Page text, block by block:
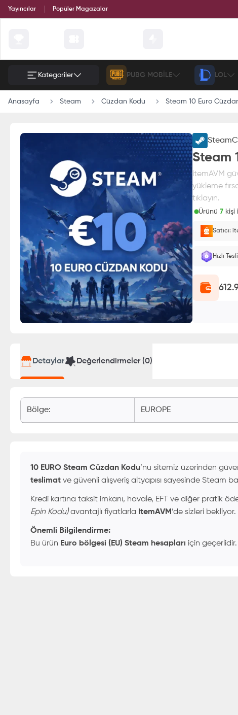
Yayıncılar Popüler Magazalar
Kategoriler PUBG MOBILE LOL
Anasayfa Steam Cüzdan Kodu Steam 10 Euro
Steam
Steam
itemAVM
yükleme
tıklayın.
Ürünü 7 kişi
E-Pin
Satıcı:
Hızlı
Detaylar Değerlendirmeler (0)
Bölge: EUROPE
10 EURO Steam Cüzdan Kodu’nu sitemiz üzerinden
teslimat ve güvenli alışveriş altyapısı sayesinde Steam
Kredi kartına taksit imkanı, havale, EFT ve diğer pratik
Epin Kodu)avantajlı fiyatlarla ItemAVM ’de sizleri bekliyor.
Önemli Bilgilendirme:
Bu ürün Euro bölgesi (EU) Steam hesapları için geçerlidir.